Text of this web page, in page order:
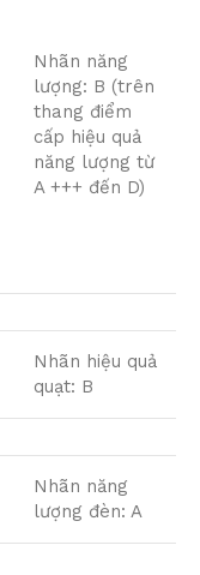
Nhãn năng
lượng: B (trên
thang điểm
cấp hiệu quả
năng lượng từ
A +++ đến D)
Nhãn hiệu quả
quạt: B
Nhãn năng
lượng đèn: A